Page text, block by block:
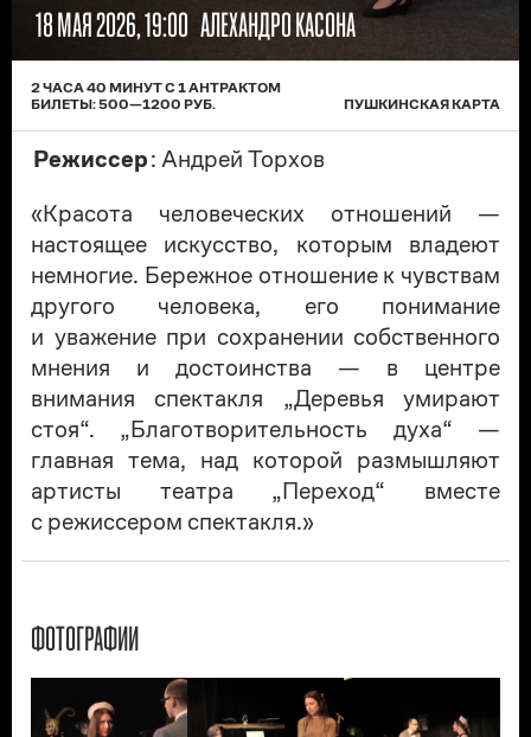
18 МАЯ 2026, 19:00 АЛЕХАНДРО КАСОНА
2 ЧАСА 40 МИНУТ C 1 АНТРАКТОМ
БИЛЕТЫ:500—1200 РУБ. ПУШКИНСКАЯ КАРТА
Режиссер: Андрей Торхов
«Красота человеческих отношений —
настоящее искусство, которым владеют
немногие. Бережное отношение к чувствам
другого человека, его понимание
и уважение при сохранении собственного
мнения и достоинства — в центре
внимания спектакля „Деревья умирают
стоя“. „Благотворительность духа“ —
главная тема, над которой размышляют
артисты театра „Переход“ вместе
с режиссером спектакля.»
ФОТОГРАФИИ